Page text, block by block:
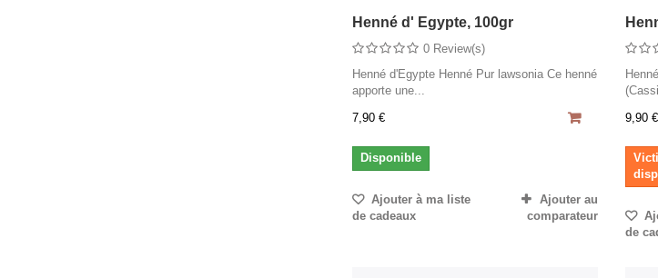
Henné d' Egypte, 100gr
0 Review(s)
Henné d'Egypte Henné Pur lawsonia Ce henné
apporte une...
7,90 €
Disponible
Ajouter à ma liste
de cadeaux
Ajouter au
comparateur
9,90 €
de